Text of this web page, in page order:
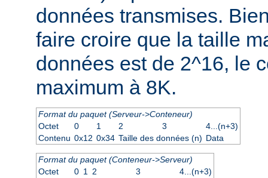
données transmises.
faire croire que la taille
données est de 2^16, le
maximum à 8K.
Format du paquet (Serveur->Conteneur)
Octet
0 1 2 3
4...(n+3)
Contenu 0x12 0x34 Taille des données (n) Data
Format du paquet (Conteneur->Serveur)
Octet
0 1 2 3
4...(n+3)